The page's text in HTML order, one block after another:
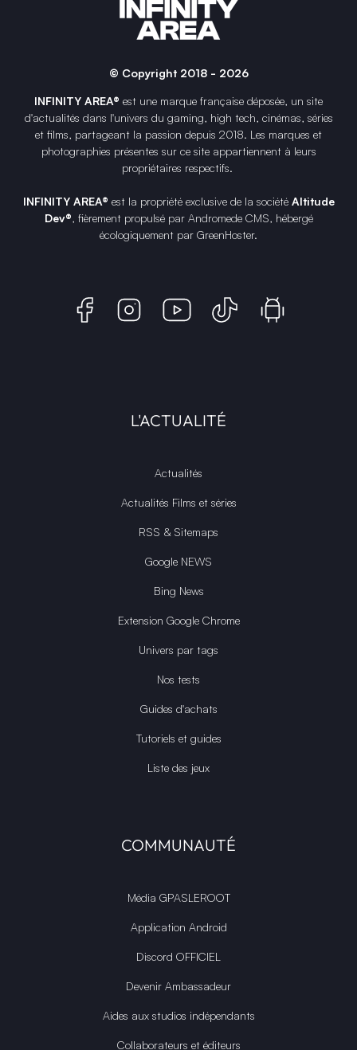
© Copyright 2018 - 2026
INFINITY AREA® est une marque française déposée, un site
d'actualités dans l'univers du gaming, high tech, cinémas, séries
et films, partageant la passion depuis 2018. Les marques et
photographies présentes sur ce site appartiennent à leurs
propriétaires respectifs.
INFINITY AREA® est la propriété exclusive de la société Altitude
Dev®, fièrement propulsé par Andromede CMS, hébergé
écologiquement par GreenHoster.
L'ACTUALITÉ
Actualités
Actualités Films et séries
RSS & Sitemaps
Google NEWS
Bing News
Extension Google Chrome
Univers par tags
Nos tests
Guides d'achats
Tutoriels et guides
Liste des jeux
COMMUNAUTÉ
Média GPASLEROOT
Application Android
Discord OFFICIEL
Devenir Ambassadeur
Aides aux studios indépendants
Collaborateurs et éditeurs